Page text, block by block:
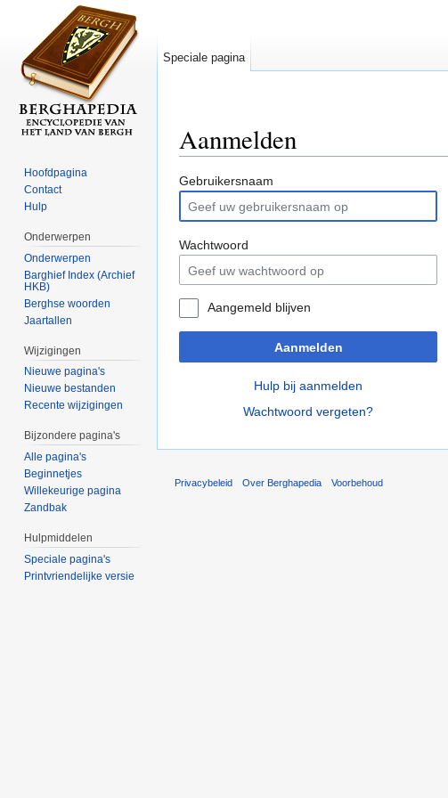
Aanmelden
Gebruikersnaam
Wachtwoord
Aangemeld blijven
Aanmelden
Hulp bij aanmelden
Wachtwoord vergeten?
Speciale pagina
Hoofdpagina
Contact
Hulp
Onderwerpen
Onderwerpen
Barghief Index (Archief
HKB)
Berghse woorden
Jaartallen
Wijzigingen
Nieuwe pagina's
Nieuwe bestanden
Recente wijzigingen
Bijzondere pagina's
Alle pagina's
Beginnetjes
Willekeurige pagina
Zandbak
Hulpmiddelen
Speciale pagina's
Printvriendelijke versie
Privacybeleid Over Berghapedia Voorbehoud